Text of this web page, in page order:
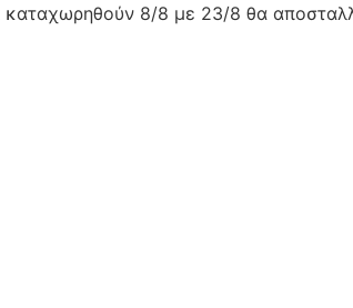
8/8 με 23/8 θα